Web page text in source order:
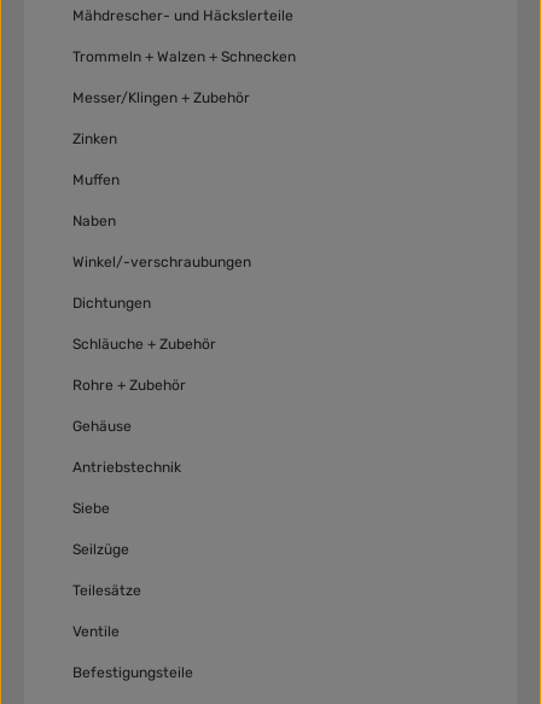
Mähdrescher- und Häckslerteile
Trommeln + Walzen + Schnecken
Messer/Klingen + Zubehör
Zinken
Muffen
Naben
Winkel/-verschraubungen
Dichtungen
Schläuche + Zubehör
Rohre + Zubehör
Gehäuse
Antriebstechnik
Siebe
Seilzüge
Teilesätze
Ventile
Befestigungsteile